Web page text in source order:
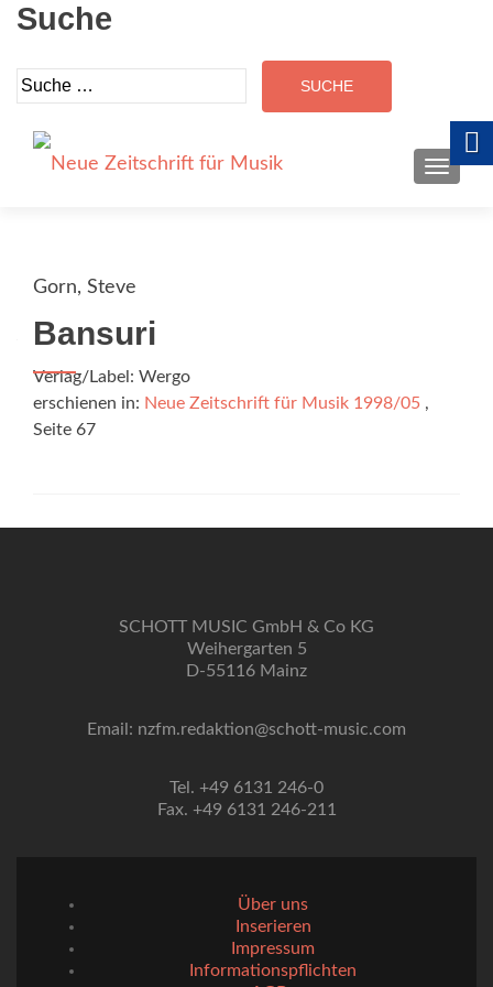
Suche
Suche
nach:
Gorn, Steve
Bansuri
Verlag/Label: Wergo
erschienen in: Neue Zeitschrift für Musik 1998/05 ,
Seite 67
SCHOTT MUSIC GmbH & Co KG
Weihergarten 5
D-55116 Mainz
Email: nzfm.redaktion@schott-music.com
Tel. +49 6131 246-0
Fax. +49 6131 246-211
Über uns
Inserieren
Impressum
Informationspflichten